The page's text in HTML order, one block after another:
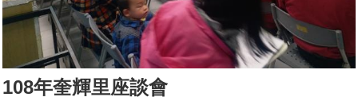
108年奎輝里座談會